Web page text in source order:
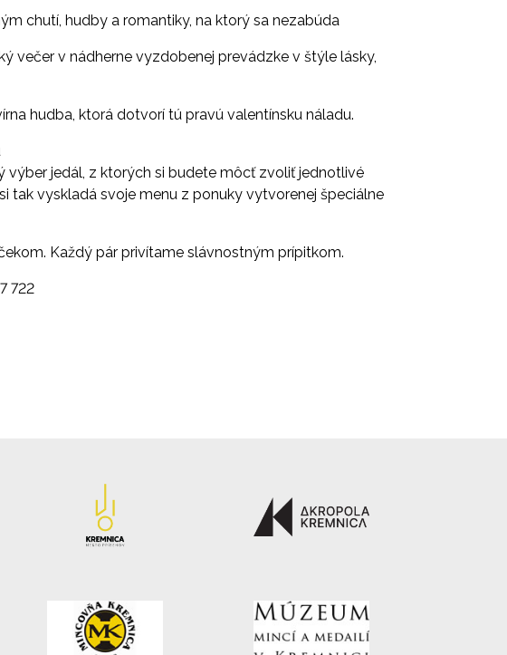
chutí, hudby a romantiky, na ktorý sa nezabúda
večer v nádherne vyzdobenej prevádzke v štýle lásky,
hudba, ktorá dotvorí tú pravú valentínsku náladu.
výber jedál, z ktorých si budete môcť zvoliť jednotlivé
tak vyskladá svoje menu z ponuky vytvorenej špeciálne
Každý pár privítame slávnostným prípitkom.
722